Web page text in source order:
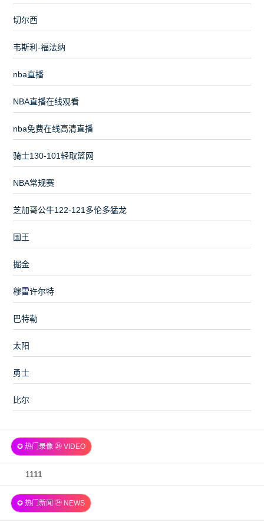
切尔西
韦斯利-福法纳
nba直播
NBA直播在线观看
nba免费在线高清直播
骑士130-101轻取篮网
NBA常规赛
芝加哥公牛122-121多伦多猛龙
国王
掘金
穆雷许尔特
巴特勒
太阳
勇士
比尔
✪ 热门录像 ㉔ VIDEO
2026-
06
1111
✪ 热门新闻 ㉔ NEWS